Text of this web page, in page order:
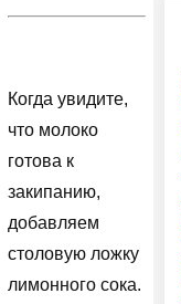
Когда увидите,
что молоко
готова к
закипанию,
добавляем
столовую ложку
лимонного сока.